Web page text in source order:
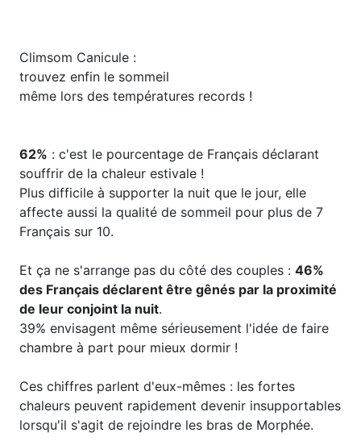
Climsom Canicule :
trouvez enfin le sommeil
même lors des températures records !
62% : c'est le pourcentage de Français déclarant
souffrir de la chaleur estivale !
Plus difficile à supporter la nuit que le jour, elle
affecte aussi la qualité de sommeil pour plus de 7
Français sur 10.
Et ça ne s'arrange pas du côté des couples : 46%
des Français déclarent être gênés par la proximité
de leur conjoint la nuit.
39% envisagent même sérieusement l'idée de faire
chambre à part pour mieux dormir !
Ces chiffres parlent d'eux-mêmes : les fortes
chaleurs peuvent rapidement devenir insupportables
lorsqu'il s'agit de rejoindre les bras de Morphée.